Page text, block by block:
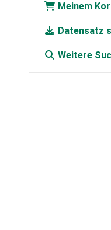
Meinem
Datensatz
Weitere